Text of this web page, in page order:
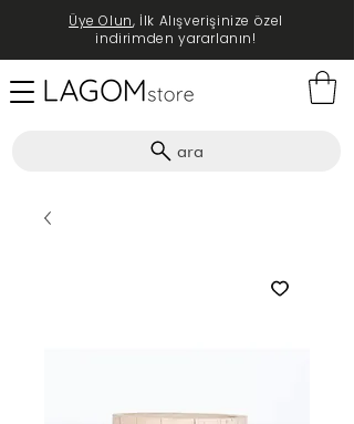
ara
Üye Olun, İlk Alışverişinize özel
indirimden yararlanın!